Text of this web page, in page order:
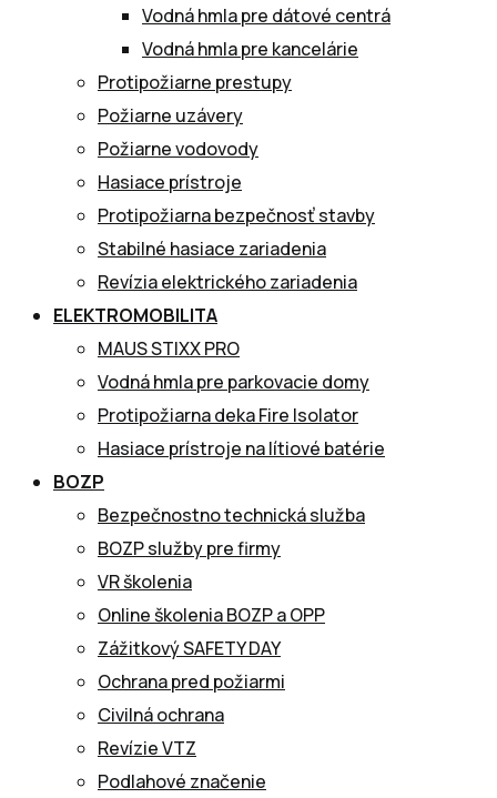
Vodná hmla pre dátové centrá
Vodná hmla pre kancelárie
Protipožiarne prestupy
Požiarne uzávery
Požiarne vodovody
Hasiace prístroje
Protipožiarna bezpečnosť stavby
Stabilné hasiace zariadenia
Revízia elektrického zariadenia
ELEKTROMOBILITA
MAUS STIXX PRO
Vodná hmla pre parkovacie domy
Protipožiarna deka Fire Isolator
Hasiace prístroje na lítiové batérie
BOZP
Bezpečnostno technická služba
BOZP služby pre firmy
VR školenia
Online školenia BOZP a OPP
Zážitkový SAFETY DAY
Ochrana pred požiarmi
Civilná ochrana
Revízie VTZ
Podlahové značenie